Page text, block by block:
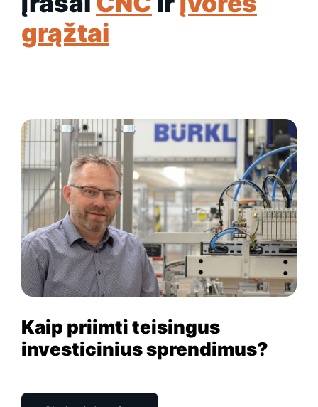
grąžtai
Kaip priimti teisingus
investicinius sprendimus?